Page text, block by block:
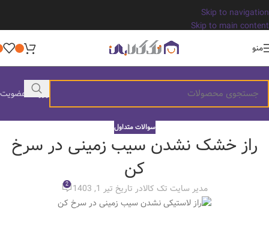
Skip to navigation
Skip to main content
منو
ورود / عضویت
سوالات متداول
راز خشک نشدن سیب زمینی در سرخ
کن
مدیر سایت تک کالادر تاریخ تیر 1, 1403 2